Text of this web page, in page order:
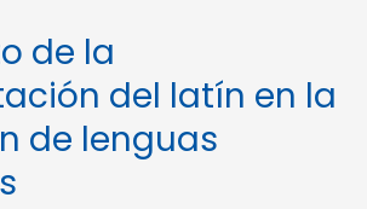
de la
del latín en la
de lenguas